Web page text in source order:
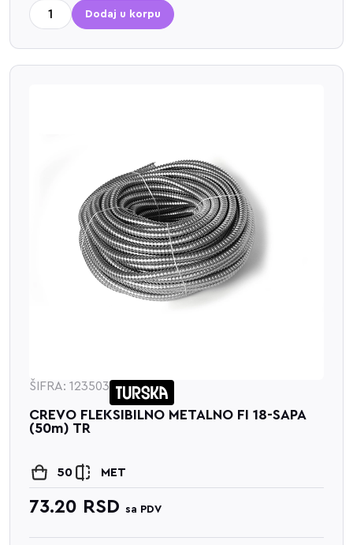
Dodaj u korpu
ŠIFRA: 123503
CREVO FLEKSIBILNO METALNO FI 18-SAPA
(50m) TR
50 MET
73.20 RSD sa PDV